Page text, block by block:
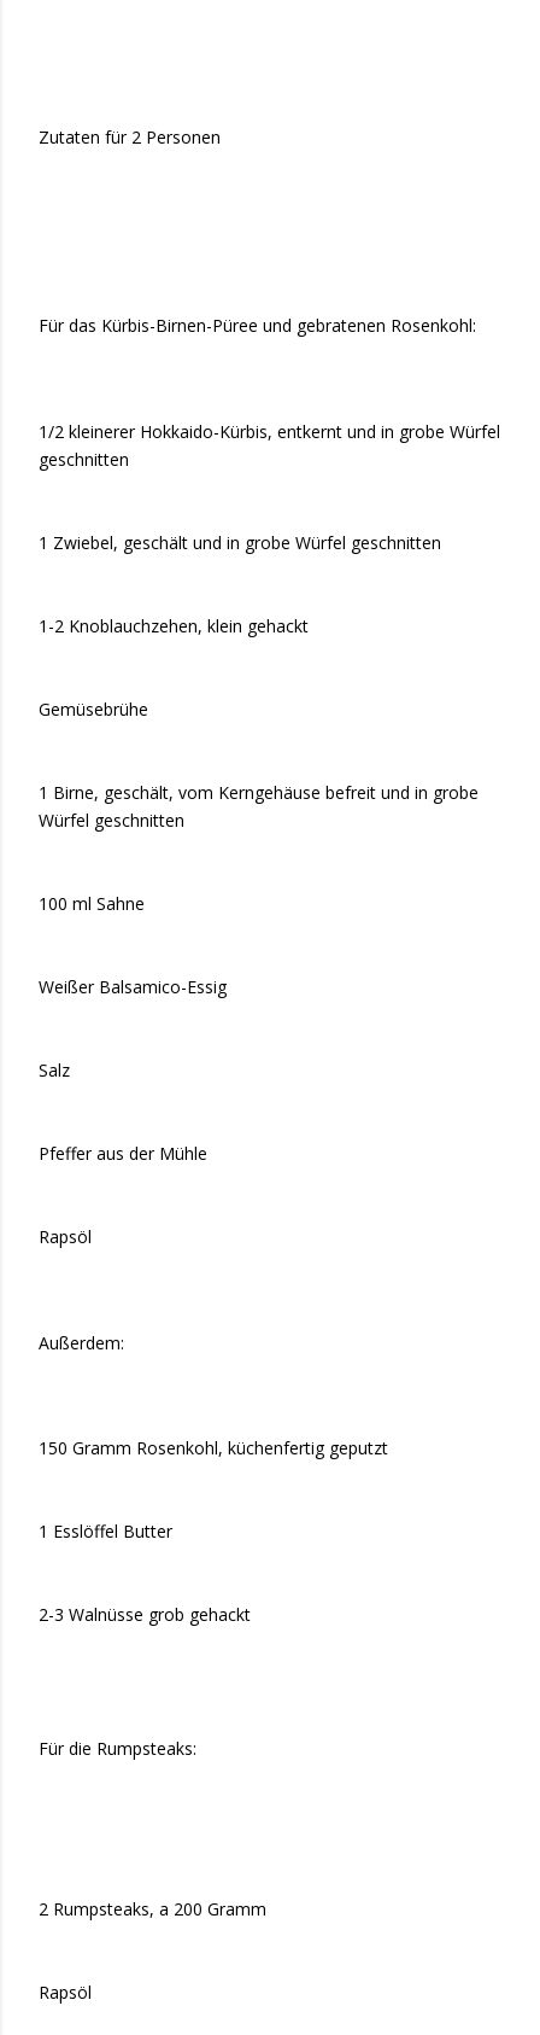
Zutaten für 2 Personen
Für das Kürbis-Birnen-Püree und gebratenen Rosenkohl:
1/2 kleinerer Hokkaido-Kürbis, entkernt und in grobe Würfel
geschnitten
1 Zwiebel, geschält und in grobe Würfel geschnitten
1-2 Knoblauchzehen, klein gehackt
Gemüsebrühe
1 Birne, geschält, vom Kerngehäuse befreit und in grobe
Würfel geschnitten
100 ml Sahne
Weißer Balsamico-Essig
Salz
Pfeffer aus der Mühle
Rapsöl
Außerdem:
150 Gramm Rosenkohl, küchenfertig geputzt
1 Esslöffel Butter
2-3 Walnüsse grob gehackt
Für die Rumpsteaks:
2 Rumpsteaks, a 200 Gramm
Rapsöl